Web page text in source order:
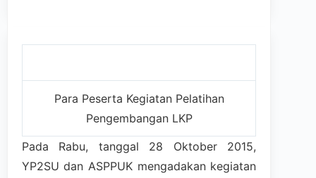
Para Peserta Kegiatan Pelatihan
Pengembangan LKP
Pada Rabu, tanggal 28 Oktober 2015,
YP2SU dan ASPPUK mengadakan kegiatan